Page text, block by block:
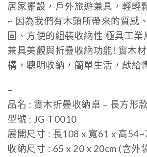
居家擺設，戶外旅遊兼具，輕輕
~ 因為我們有木頭所帶來的質感
固、方便的組裝收納性 極具工業
兼具美觀與折疊收納功能! 實木
構，聰明收納，簡單生活，獻給
–
品名 : 實木折疊收納桌 – 長方形款
型號 : JG-T0010
展開尺寸 : 長108 x 寬61 x 高
收納尺寸 : 65 x 20 x 20cm (含外